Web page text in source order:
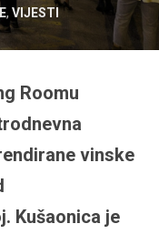
, VIJESTI
Roomu
vinske
Kušaonica je